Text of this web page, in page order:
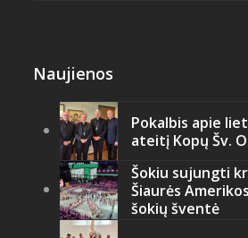
Naujienos
Pokalbis apie
ateitį Kopų Šv.
Šokiu sujungti
Šiaurės
šokių šventė